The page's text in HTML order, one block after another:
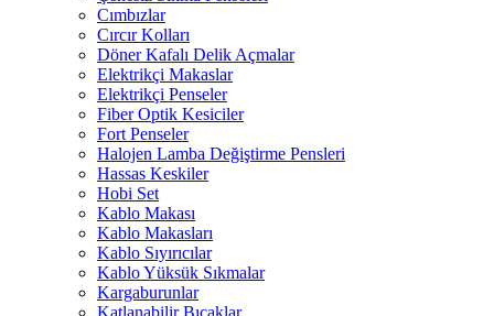
Cımbızlar
Cırcır Kolları
Döner Kafalı Delik Açmalar
Elektrikçi Makaslar
Elektrikçi Penseler
Fiber Optik Kesiciler
Fort Penseler
Halojen Lamba Değiştirme Pensleri
Hassas Keskiler
Hobi Set
Kablo Makası
Kablo Makasları
Kablo Sıyırıcılar
Kablo Yüksük Sıkmalar
Kargaburunlar
Katlanabilir Bıçaklar